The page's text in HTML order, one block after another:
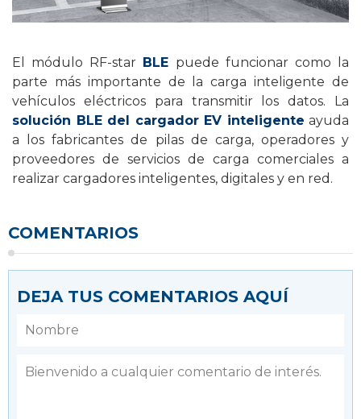
El módulo RF-star BLE puede funcionar como la
parte más importante de la carga inteligente de
vehículos eléctricos para transmitir los datos. La
solución BLE del cargador EV inteligente ayuda
a los fabricantes de pilas de carga, operadores y
proveedores de servicios de carga comerciales a
realizar cargadores inteligentes, digitales y en red.
COMENTARIOS
DEJA TUS COMENTARIOS AQUÍ